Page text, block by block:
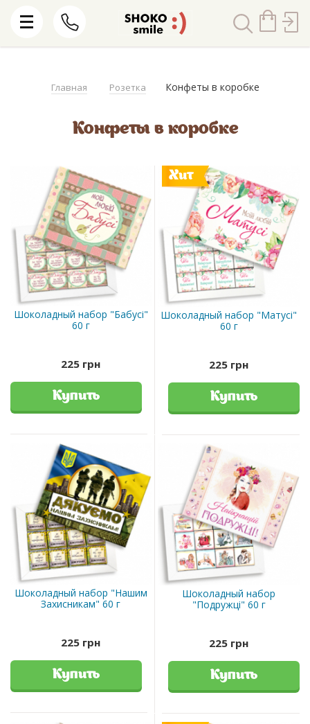
Главная Розетка Конфеты в коробке
Конфеты в коробке
Шоколадный набор "Бабусі"
60 г
225 грн
Купить
Хит
Шоколадный набор "Матусі"
60 г
225 грн
Купить
Шоколадный набор "Нашим
Захисникам" 60 г
225 грн
Купить
Шоколадный набор
"Подружці" 60 г
225 грн
Купить